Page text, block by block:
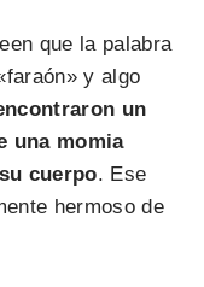
que la palabra
y algo
un
una momia
cuerpo. Ese
hermoso de